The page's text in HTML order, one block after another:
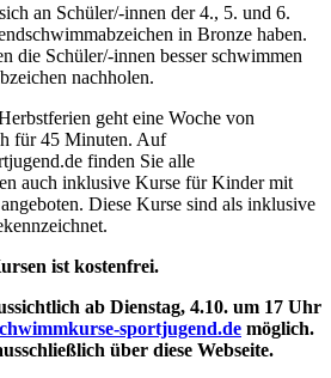
an Schüler/-innen der 4., 5. und 6.
in Bronze haben.
die Schüler/-innen besser schwimmen
nachholen.
geht eine Woche von
für 45 Minuten. Auf
finden Sie alle
auch inklusive Kurse für Kinder mit
Diese Kurse sind als inklusive
ist kostenfrei.
ab Dienstag, 4.10. um 17 Uhr
sportjugend.de möglich.
über diese Webseite.